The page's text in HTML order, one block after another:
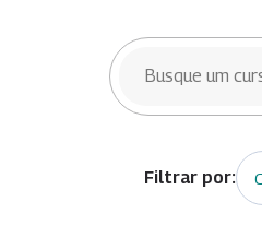
BUSCAR CURSOS